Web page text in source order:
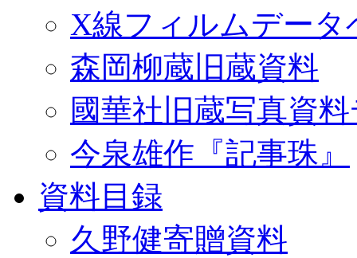
X線フィルムデータ
森岡柳蔵旧蔵資料
國華社旧蔵写真資
今泉雄作『記事珠』
資料目録
久野健寄贈資料